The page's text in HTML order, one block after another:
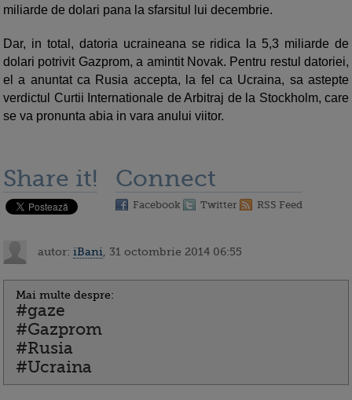
miliarde de dolari pana la sfarsitul lui decembrie.
Dar, in total, datoria ucraineana se ridica la 5,3 miliarde de
dolari potrivit Gazprom, a amintit Novak. Pentru restul datoriei,
el a anuntat ca Rusia accepta, la fel ca Ucraina, sa astepte
verdictul Curtii Internationale de Arbitraj de la Stockholm, care
se va pronunta abia in vara anului viitor.
Share it! Connect
Facebook Twitter RSS Feed
autor: iBani , 31 octombrie 2014 06:55
Mai multe despre:
#gaze
#Gazprom
#Rusia
#Ucraina